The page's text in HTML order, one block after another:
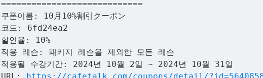
============================
쿠폰이름: 10月10%割引クーポン
코드: 6fd24ea2
할인율: 10%
적용 레슨: 패키지 레슨을 제외한 모든 레슨
적용될 수강기간: 2024년 10월 2일 ~ 2024년 10월 31일